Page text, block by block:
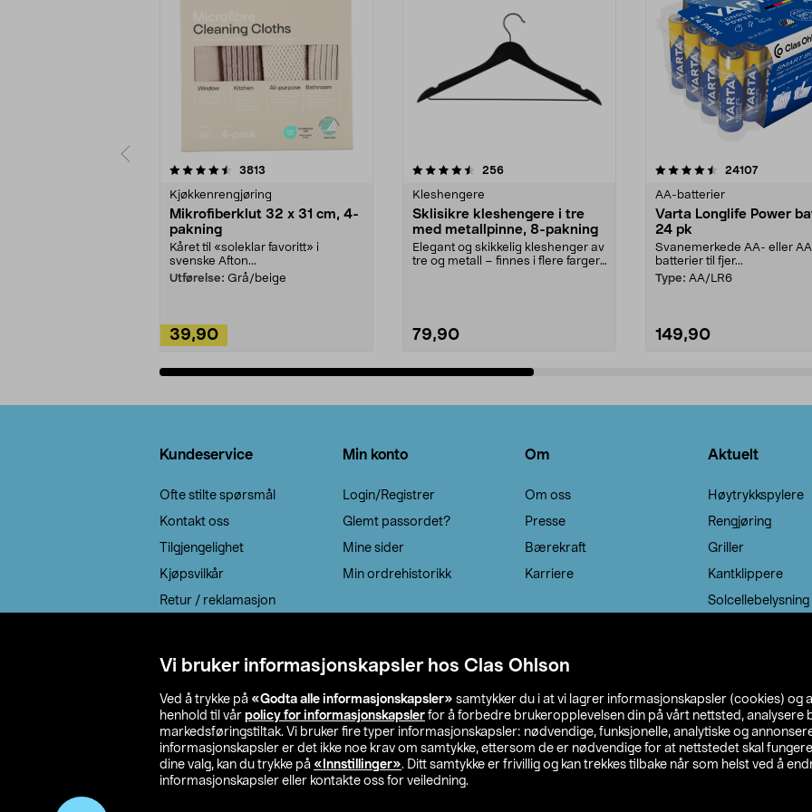
Vi bruker informasjonskapsler hos Clas Ohlson
Ved å trykke på «Godta alle informasjonskapsler» samtykker du i at vi lagrer informasjonskapsler (cookies) og
henhold til vår policy for informasjonskapsler for å forbedre brukeropplevelsen din på vårt nettsted, analysere
markedsføringstiltak. Vi bruker fire typer informasjonskapsler: nødvendige, funksjonelle, analytiske og
informasjonskapsler er det ikke noe krav om samtykke, ettersom de er nødvendige for at nettstedet skal
dine valg, kan du trykke på «Innstillinger». Ditt samtykke er frivillig og kan trekkes tilbake når som helst ved å
informasjonskapsler eller kontakte oss for veiledning.
3813
Kjøkkenrengjøring
Mikrofiberklut 32 x 31 cm, 4-
pakning
Kåret til «soleklar favoritt» i
svenske Afton...
Utførelse: Grå/beige
39,90
4.5av 5 stjerner 256anmeldelser
Kleshengere
Sklisikre kleshengere i tre
med metallpinne, 8-pakning
Elegant og skikkelig kleshenger av
tre og metall – finnes i flere farger.
79,90
4.5av 5 stjerner 24107
AA-batterier
Varta Longlife Power
24 pk
Svanemerkede AA- eller
batterier til fjer...
Type: AA/LR6
149,90
4.5av 5 stjerner
Kundeservice
Ofte stilte spørsmål
Kontakt oss
Tilgjengelighet
Kjøpsvilkår
Retur / reklamasjon
Min konto
Login/Registrer
Glemt passordet?
Mine sider
Min ordrehistorikk
Om
Om oss
Presse
Bærekraft
Karriere
Aktuelt
Høytrykkspylere
Rengjøring
Griller
Kantklippere
Solcellebelysning